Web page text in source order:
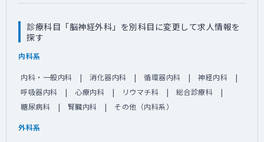
診療科目「脳神経外科」を別科目に変更して求人情報を
探す
内科系
内科・一般内科 消化器内科 循環器内科
神経内科
呼吸器内科
心療内科 リウマチ科
総合診療科
糖尿病科
腎臓内科 その他（内科系）
外科系